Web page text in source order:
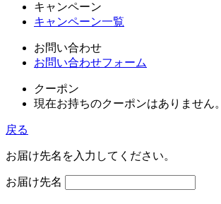
キャンペーン
キャンペーン一覧
お問い合わせ
お問い合わせフォーム
クーポン
現在お持ちのクーポンはありません。
戻る
お届け先名を入力してください。
お届け先名